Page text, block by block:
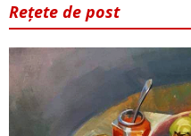
Rețete de post